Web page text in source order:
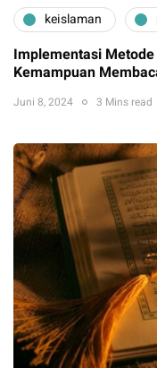
keislaman
Implementasi
Kemampuan
Juni 8, 2024 3 Mins read